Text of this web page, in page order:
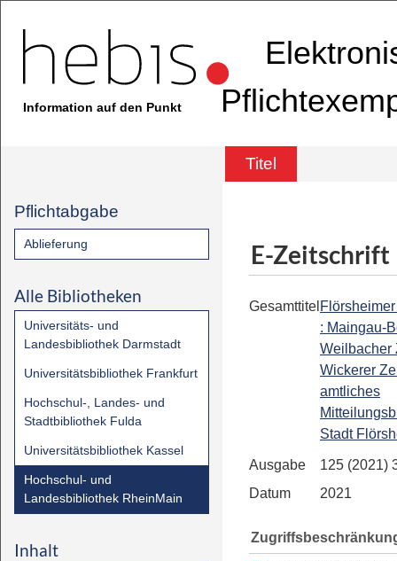
Information auf den Punkt
Titel
Pflichtabgabe
Ablieferung
Alle Bibliotheken
Universitäts- und
Landesbibliothek Darmstadt
Universitätsbibliothek Frankfurt
Hochschul-, Landes- und
Stadtbibliothek Fulda
Universitätsbibliothek Kassel
Hochschul- und
Landesbibliothek RheinMain
Inhalt
E-Zeitschrift
Gesamttitel
: Maingau-
Weilbacher
Wickerer
amtliches
Stadt
Ausgabe
125 (2021)
Datum
2021